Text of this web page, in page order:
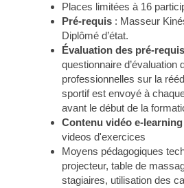
Places limitées à 16
Pré-requis : Masseur
Diplômé d’état.
Évaluation des pré-
questionnaire d’évaluation
professionnelles sur la
sportif est envoyé à
avant le début de la
Contenu vidéo e-
videos d'exercices
Moyens pédagogiques
projecteur, table de
stagiaires, utilisation des